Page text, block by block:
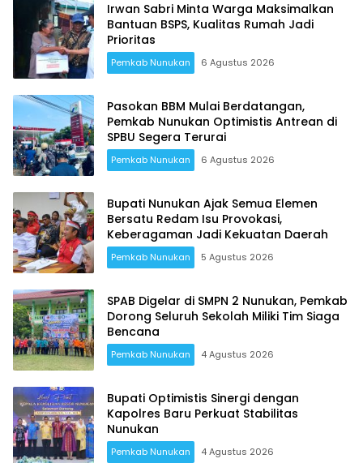
Irwan Sabri Minta Warga Maksimalkan
Bantuan BSPS, Kualitas Rumah Jadi
Prioritas
Pemkab Nunukan 6 Agustus 2026
Pasokan BBM Mulai Berdatangan,
Pemkab Nunukan Optimistis Antrean di
SPBU Segera Terurai
Pemkab Nunukan 6 Agustus 2026
Bupati Nunukan Ajak Semua Elemen
Bersatu Redam Isu Provokasi,
Keberagaman Jadi Kekuatan Daerah
Pemkab Nunukan 5 Agustus 2026
SPAB Digelar di SMPN 2 Nunukan, Pemkab
Dorong Seluruh Sekolah Miliki Tim Siaga
Bencana
Pemkab Nunukan 4 Agustus 2026
Bupati Optimistis Sinergi dengan
Kapolres Baru Perkuat Stabilitas
Nunukan
Pemkab Nunukan 4 Agustus 2026